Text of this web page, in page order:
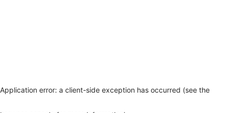
Application error: a client-side exception has occurred (see the